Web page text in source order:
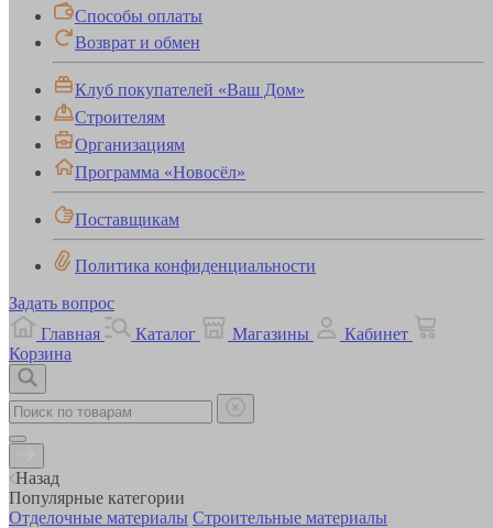
Способы оплаты
Возврат и обмен
Клуб покупателей «Ваш Дом»
Строителям
Организациям
Программа «Новосёл»
Поставщикам
Политика конфиденциальности
Задать вопрос
Главная
Каталог Магазины
Кабинет
Корзина
Назад
Популярные категории
Отделочные материалы Строительные материалы